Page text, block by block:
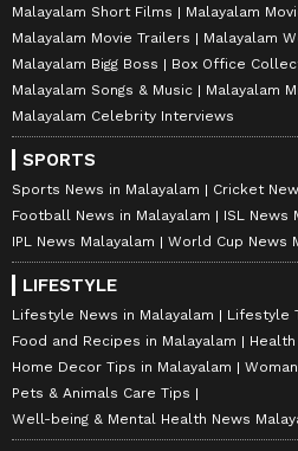
Malayalam Short Films
Malayalam
Malayalam Movie Trailers
Malayalam
Malayalam Bigg Boss
Box Office
Malayalam Songs & Music
Malayalam
Malayalam Celebrity Interviews
SPORTS
Sports News in Malayalam
Cricket
Football News in Malayalam
ISL News
IPL News Malayalam
World Cup News
LIFESTYLE
Lifestyle News in Malayalam
Lifestyle
Food and Recipes in Malayalam
Home Decor Tips in Malayalam
Pets & Animals Care Tips
Well-being & Mental Health News